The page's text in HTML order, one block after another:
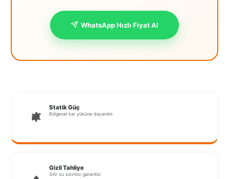
WhatsApp Hızlı Fiyat Al
Statik Güç
Bölgesel kar yüküne dayanıklı
Gizli Tahliye
Sıfır su sızıntısı garantisi
Avrupa
Kırklareli
Manisa
Muğla